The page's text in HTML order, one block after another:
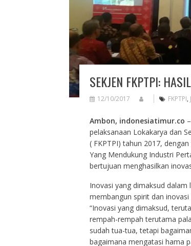
SEKJEN FKPTPI:
12/10/2017 FKPTPI,
Ambon, indonesiatimur.co
pelaksanaan Lokakarya dan
( FKPTPI) tahun 2017,
Yang Mendukung Industri
bertujuan menghasilkan
Inovasi yang dimaksud
membangun spirit dan
“Inovasi yang dimaksud,
rempah-rempah terutama
sudah tua-tua, tetapi
bagaimana mengatasi hama